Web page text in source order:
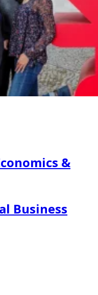
&
Business